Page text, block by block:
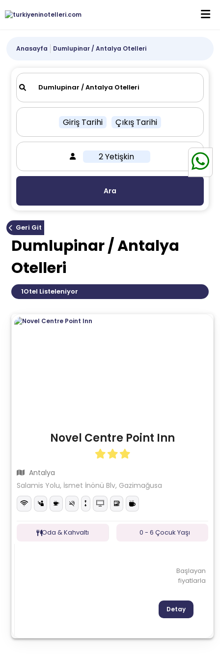
Anasayfa Dumlupinar / Antalya Otelleri
Giriş Tarihi Çıkış Tarihi
2 Yetişkin
Ara
Geri Git
Dumlupinar / Antalya
Otelleri
1Otel Listeleniyor
Novel Centre Point Inn
Antalya
Salamis Yolu, İsmet İnönü Blv, Gazimağusa
Oda & Kahvaltı 0 - 6 Çocuk Yaşı
Başlayan
fiyatlarla
Detay